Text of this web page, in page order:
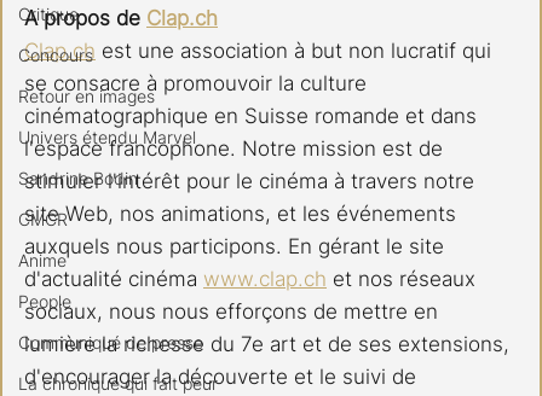
Critique
Concours
Retour en images
Univers étendu Marvel
Sandrine Bodin
CMCR
Anime
People
Communiqué de presse
La chronique qui fait peur
A propos de Clap.ch
Clap.ch est une association à but non lucratif qui
se consacre à promouvoir la culture
cinématographique en Suisse romande et dans
l'espace francophone. Notre mission est de
stimuler l'intérêt pour le cinéma à travers notre
site Web, nos animations, et les événements
auxquels nous participons. En gérant le site
d'actualité cinéma www.clap.ch et nos réseaux
sociaux, nous nous efforçons de mettre en
lumière la richesse du 7e art et de ses extensions,
d'encourager la découverte et le suivi de